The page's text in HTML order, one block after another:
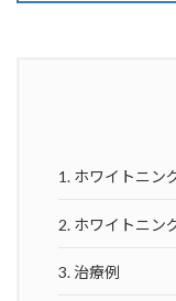
1. ホワイトニン
2. ホワイトニン
3.治療例